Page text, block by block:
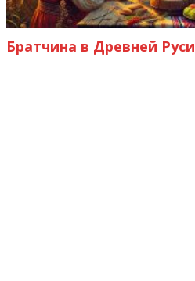
Братчина в Древней Руси